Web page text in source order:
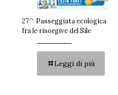
27^ Passeggiata ecologica
fra le risorgive del Sile
Leggi di più